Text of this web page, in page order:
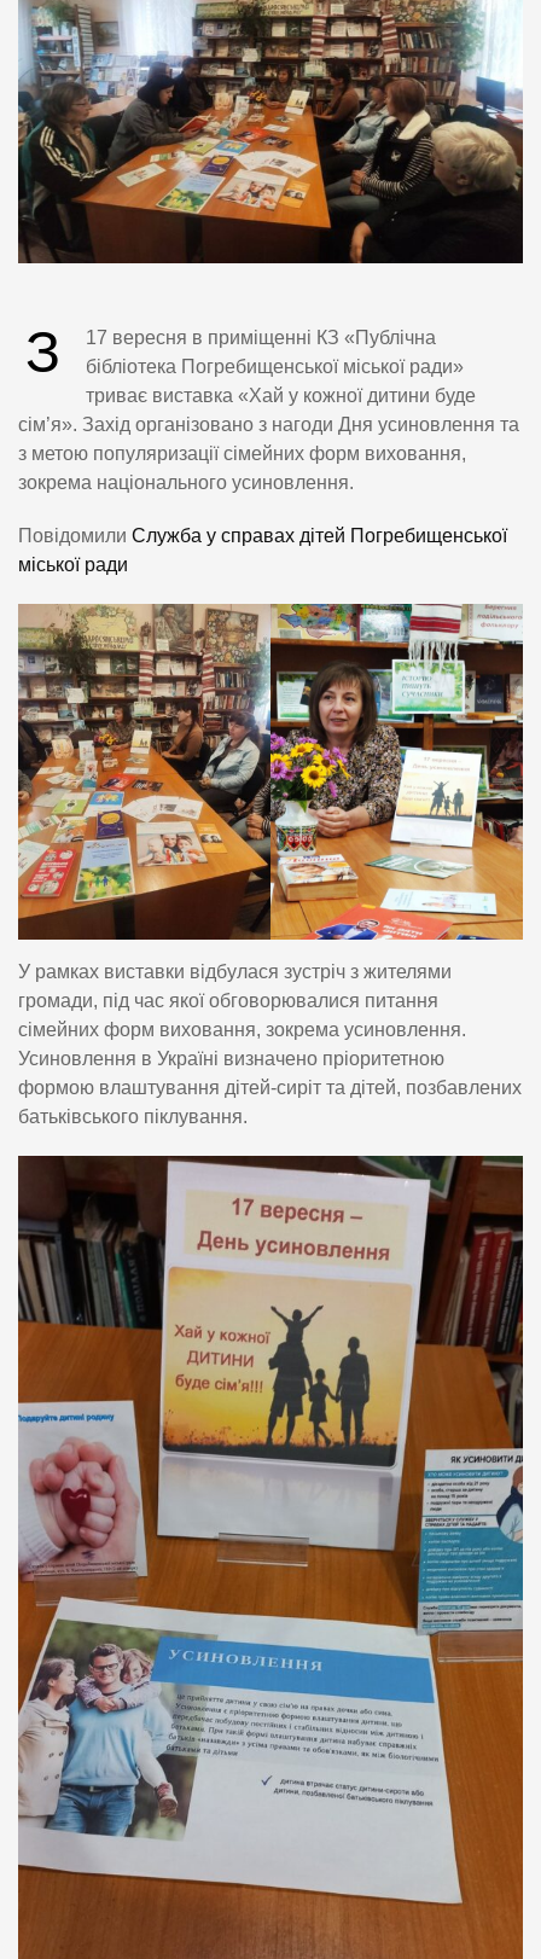
З
17 вересня в приміщенні КЗ «Публічна
бібліотека Погребищенської міської ради»
триває виставка «Хай у кожної дитини буде
сім’я». Захід організовано з нагоди Дня усиновлення та
з метою популяризації сімейних форм виховання,
зокрема національного усиновлення.
Повідомили Служба у справах дітей Погребищенської
міської ради
У рамках виставки відбулася зустріч з жителями
громади, під час якої обговорювалися питання
сімейних форм виховання, зокрема усиновлення.
Усиновлення в Україні визначено пріоритетною
формою влаштування дітей-сиріт та дітей, позбавлених
батьківського піклування.